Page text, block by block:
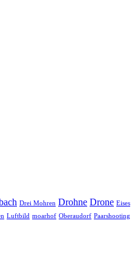
Drei Mohren Drohne Drone Eises
Luftbild moarhof Oberaudorf Paarshooting